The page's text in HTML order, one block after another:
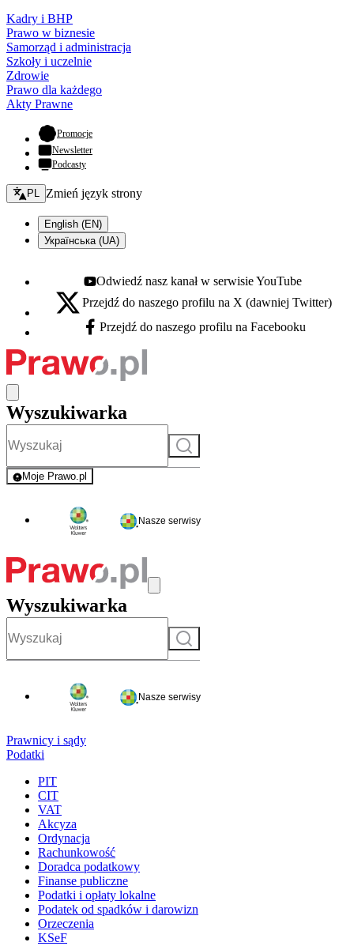
Kadry i BHP
Prawo w biznesie
Samorząd i administracja
Szkoły i uczelnie
Zdrowie
Prawo dla każdego
Akty Prawne
Promocje- otwiera się w nowej karcie
Newsletter
Podcasty
Zmień język - bieżący:
PL Zmień język strony
English (EN)
Українська (UA)
Youtube - otwiera się w nowej karcie
Odwiedź nasz kanał w serwisie YouTube
X - otwiera się w nowej karcie
Przejdź do naszego profilu na X (dawniej Twitter)
Facebook - otwiera się w nowej karcie
Przejdź do naszego profilu na Facebooku
Wyszukiwarka
Szukaj
Moje Prawo.pl
- rejestracja i logowanie do serwisu
Nasze serwisy
Wyszukiwarka
Szukaj
Nasze serwisy
Prawnicy i sądy
Podatki
PIT
CIT
VAT
Akcyza
Ordynacja
Rachunkowość
Doradca podatkowy
Finanse publiczne
Podatki i opłaty lokalne
Podatek od spadków i darowizn
Orzeczenia
KSeF